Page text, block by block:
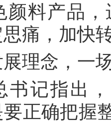
颜料产品
痛，加快
理念，一
书记指出
正确把握